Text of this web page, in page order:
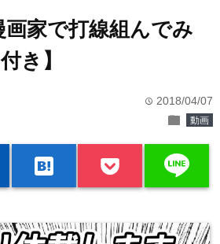
家で打線組んでみ
き】
time 2018/04/07
folder 動画
hatenabookmark line